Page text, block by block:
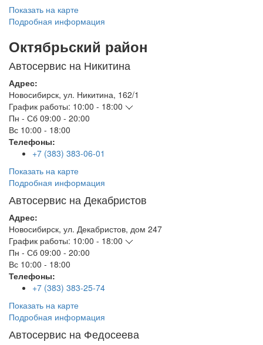
Показать на карте
Подробная информация
Октябрьский район
Автосервис на Никитина
Адрес:
Новосибирск, ул. Никитина, 162/1
График работы: 10:00 - 18:00
Пн - Сб 09:00 - 20:00
Вс 10:00 - 18:00
Телефоны:
+7 (383) 383-06-01
Показать на карте
Подробная информация
Автосервис на Декабристов
Адрес:
Новосибирск, ул. Декабристов, дом 247
График работы: 10:00 - 18:00
Пн - Сб 09:00 - 20:00
Вс 10:00 - 18:00
Телефоны:
+7 (383) 383-25-74
Показать на карте
Подробная информация
Автосервис на Федосеева